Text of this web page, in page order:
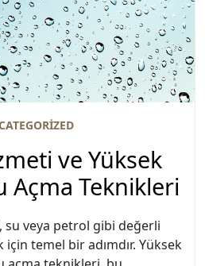
ve Yüksek
Açma Teknikleri
su veya petrol gibi değerli
temel bir adımdır. Yüksek